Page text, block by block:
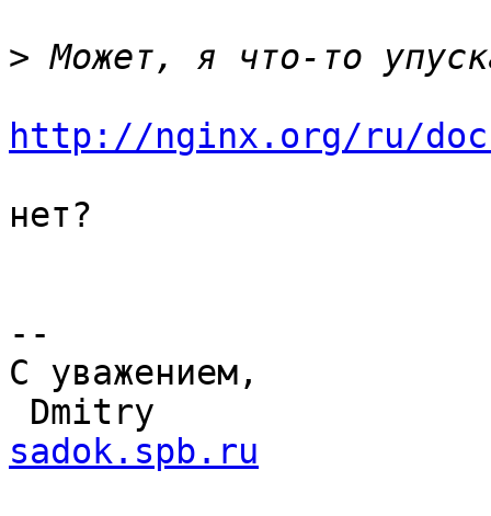
>
http://nginx.org/ru/
нет?
--
С уважением,
sadok.spb.ru